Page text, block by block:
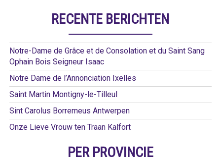
RECENTE BERICHTEN
Notre-Dame de Grâce et de Consolation et du Saint Sang
Ophain Bois Seigneur Isaac
Notre Dame de l’Annonciation Ixelles
Saint Martin Montigny-le-Tilleul
Sint Carolus Borremeus Antwerpen
Onze Lieve Vrouw ten Traan Kalfort
PER PROVINCIE